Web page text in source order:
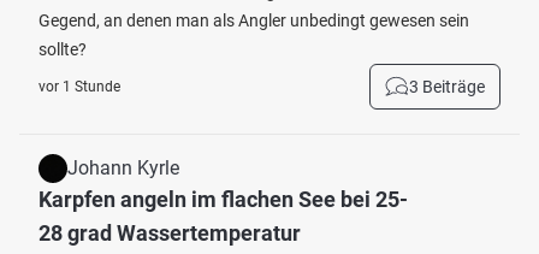
Gegend, an denen man als Angler unbedingt gewesen sein
sollte?
vor 1 Stunde 3 Beiträge
Johann Kyrle
Karpfen angeln im flachen See bei 25-
28 grad Wassertemperatur